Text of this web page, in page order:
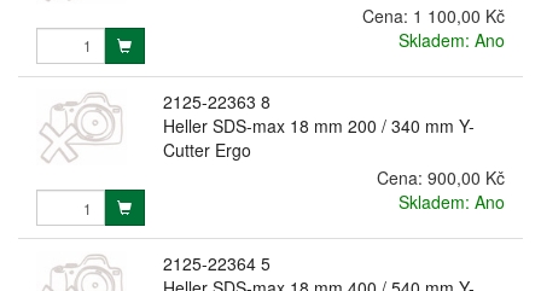
Cena: 1 100,00 Kč
Skladem: Ano
2125-22363 8
Heller SDS-max 18 mm 200 / 340 mm Y-
Cutter Ergo
Cena: 900,00 Kč
Skladem: Ano
2125-22364 5